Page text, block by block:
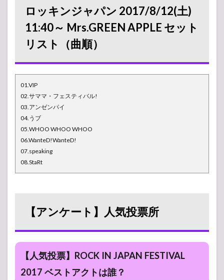
ロッキンジャパン 2017/8/12(土)
11:40～ Mrs.GREEN APPLE セット
リスト（曲順）
01.VIP
02.サママ・フェスティバル!
03.アンゼンパイ
04.うブ
05.WHOO WHOO WHOO
06.WanteD!WanteD!
07.speaking
08.StaRt
【アンケート】人気投票所
【人気投票】ROCK IN JAPAN FESTIVAL
2017 ベストアクトは誰？